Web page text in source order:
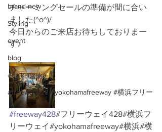
brand new
Styling
event
blog
#daikanzaka
#freeway428 #yokohamafreeway #横浜フリー
チャーミングセールの準備が間に合い
ました(^o^)/
今日からのご来店お待ちしておりまー
す♪
#freeway428#フリーウェイ428#横浜フ
リーウェイ#yokohamafreeway#横浜#横